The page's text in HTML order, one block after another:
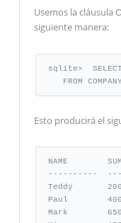
Usemos la cláusula
siguiente manera:
sqlite>  SELECT
FROM
Esto producirá el
NAME
----------
Teddy
Paul
Mark